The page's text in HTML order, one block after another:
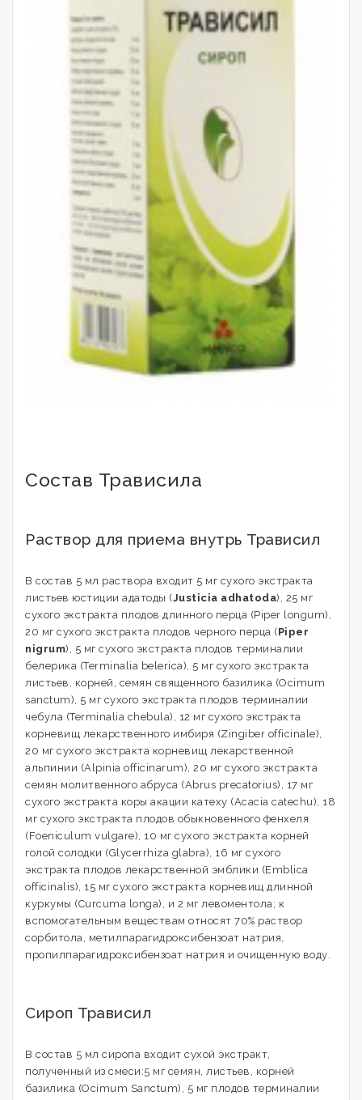
Состав Трависила
Раствор для приема внутрь Трависил
В состав 5 мл раствора входит 5 мг сухого экстракта
листьев юстиции адатоды (Justicia adhatoda), 25 мг
сухого экстракта плодов длинного перца (Piper longum),
20 мг сухого экстракта плодов черного перца (Piper
nigrum), 5 мг сухого экстракта плодов терминалии
белерика (Terminalia belerica), 5 мг сухого экстракта
листьев, корней, семян священного базилика (Ocimum
sanctum), 5 мг сухого экстракта плодов терминалии
чебула (Terminalia chebula), 12 мг сухого экстракта
корневищ лекарственного имбиря (Zingiber officinale),
20 мг сухого экстракта корневищ лекарственной
альпинии (Alpinia officinarum), 20 мг сухого экстракта
семян молитвенного абруса (Abrus precatorius), 17 мг
сухого экстракта коры акации катеху (Acacia catechu), 18
мг сухого экстракта плодов обыкновенного фенхеля
(Foeniculum vulgare), 10 мг сухого экстракта корней
голой солодки (Glycerrhiza glabra), 16 мг сухого
экстракта плодов лекарственной эмблики (Emblica
officinalis), 15 мг сухого экстракта корневищ длинной
куркумы (Curcuma longa), и 2 мг левоментола; к
вспомогательным веществам относят 70% раствор
сорбитола, метилпарагидроксибензоат натрия,
пропилпарагидроксибензоат натрия и очищенную воду.
Сироп Трависил
В состав 5 мл сиропа входит сухой экстракт,
полученный из смеси:5 мг семян, листьев, корней
базилика (Ocimum Sanctum), 5 мг плодов терминалии